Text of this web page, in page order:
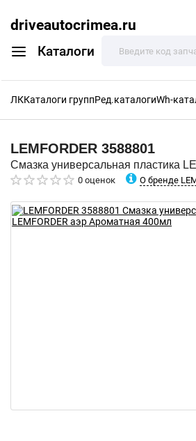
driveautocrimea.ru
Каталоги
ЛККаталоги группРед.каталогиWh-
LEMFORDER 3588801
Смазка универсальная пластика
0 оценок О бренде